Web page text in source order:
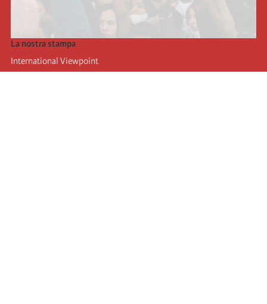
La nostra stampa
International Viewpoint